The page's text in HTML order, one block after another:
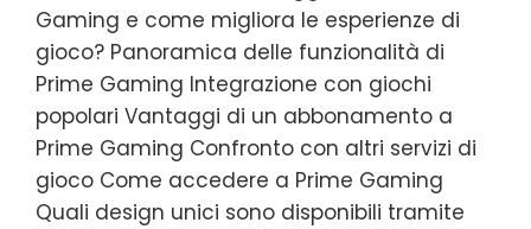
Gaming e come migliora le esperienze di
gioco? Panoramica delle funzionalità di
Prime Gaming Integrazione con giochi
popolari Vantaggi di un abbonamento a
Prime Gaming Confronto con altri servizi di
gioco Come accedere a Prime Gaming
Quali design unici sono disponibili tramite